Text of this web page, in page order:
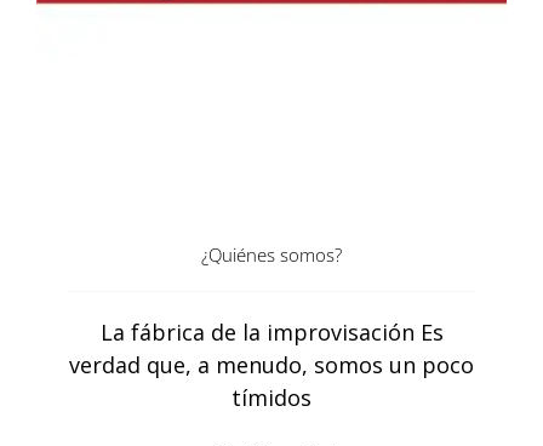
¿Quiénes somos?
La fábrica de la improvisación Es
verdad que, a menudo, somos un poco
tímidos